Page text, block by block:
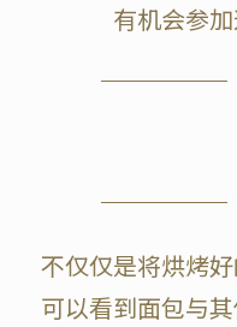
有机会参加
不仅仅是将烘烤
可以看到面包与